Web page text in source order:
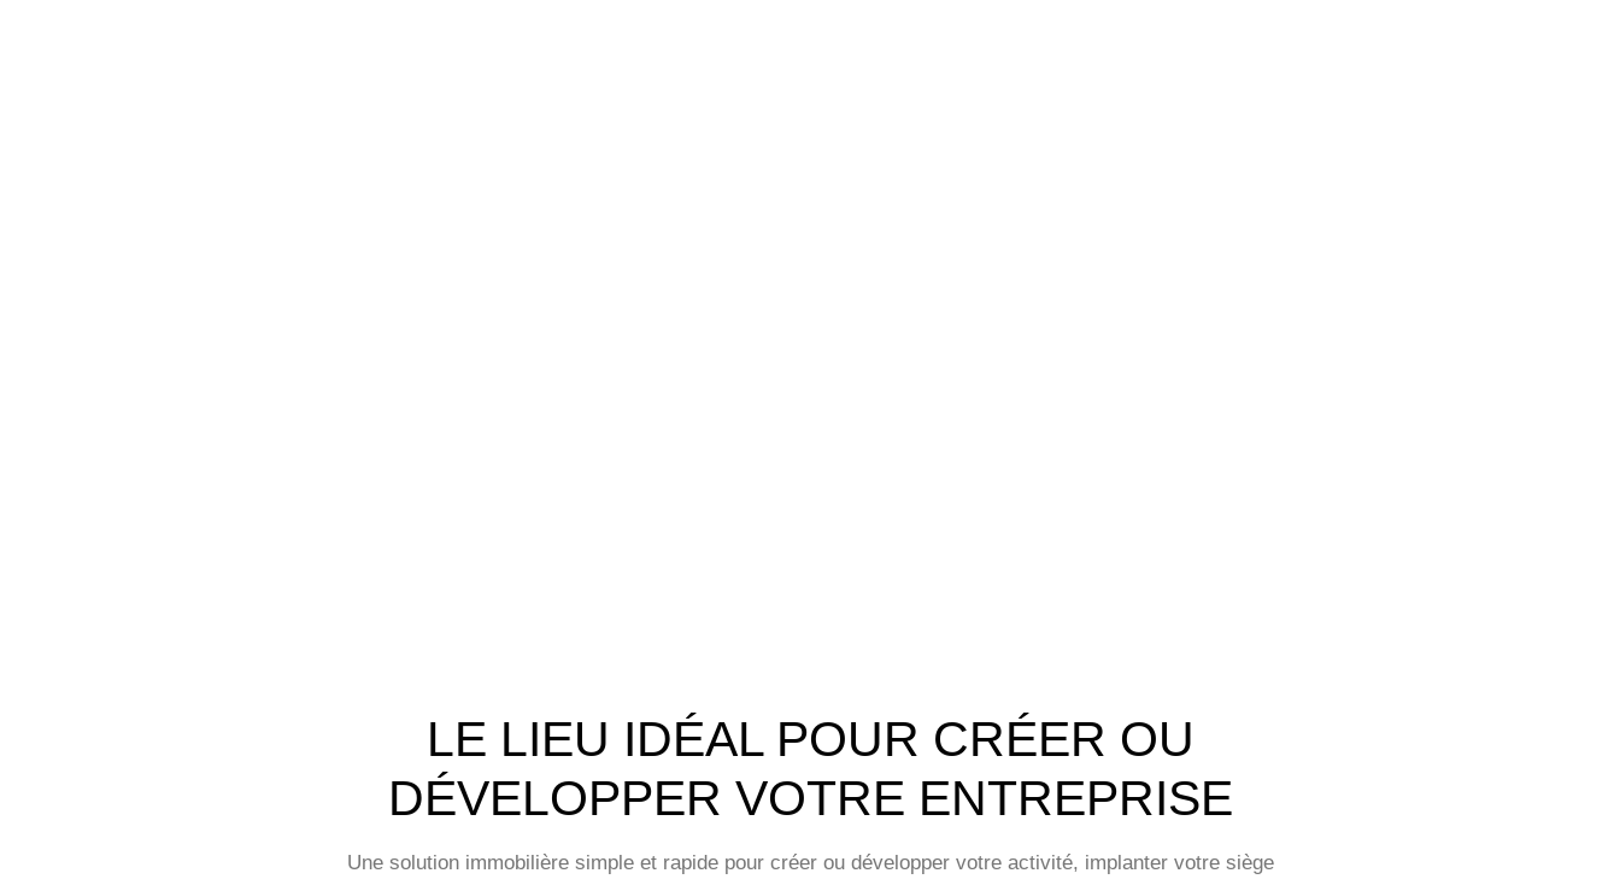
LE LIEU IDÉAL POUR CRÉER OU
DÉVELOPPER VOTRE ENTREPRISE
Une solution immobilière simple et rapide pour créer ou développer votre activité, implanter votre siège